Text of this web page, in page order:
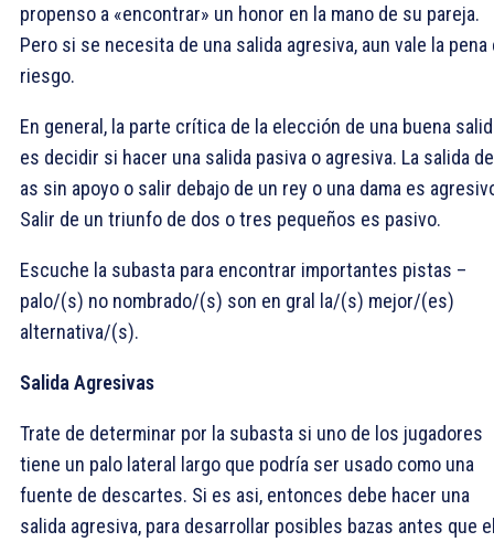
propenso a «encontrar» un honor en la mano de su pareja.
Pero si se necesita de una salida agresiva, aun vale la pena
riesgo.
En general, la parte crítica de la elección de una buena
es decidir si hacer una salida pasiva o agresiva. La salida
as sin apoyo o salir debajo de un rey o una dama es
Salir de un triunfo de dos o tres pequeños es pasivo.
Escuche la subasta para encontrar importantes pistas –
palo/(s) no nombrado/(s) son en gral la/(s) mejor/(es)
alternativa/(s).
Salida Agresivas
Trate de determinar por la subasta si uno de los jugadores
tiene un palo lateral largo que podría ser usado como una
fuente de descartes. Si es asi, entonces debe hacer una
salida agresiva, para desarrollar posibles bazas antes que